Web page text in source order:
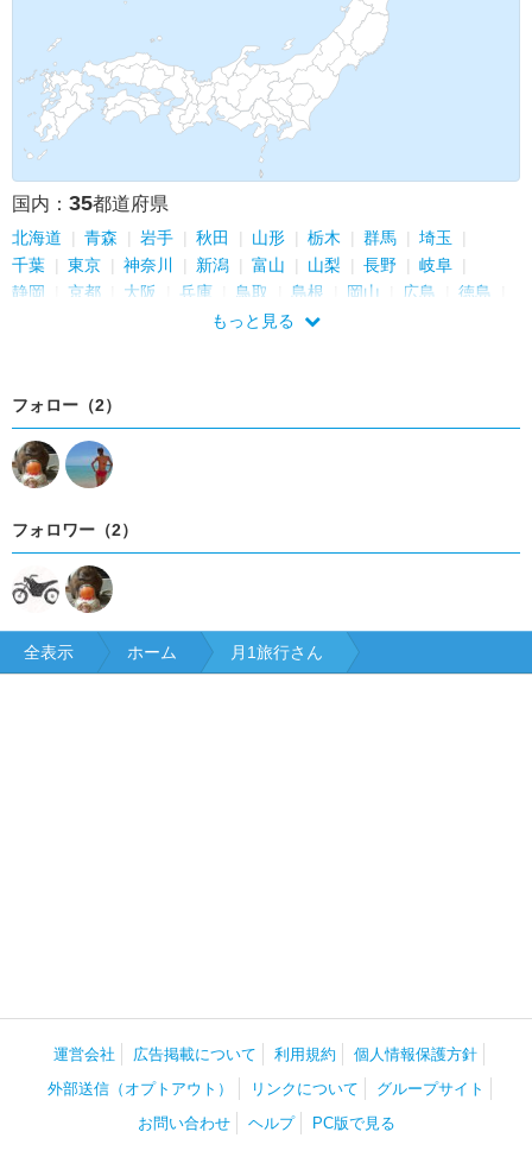
国内： 35都道府県
北海道 青森 岩手 秋田 山形 栃木 群馬
埼玉
千葉
東京 神奈川 新潟 富山 山梨 長野
岐阜
静岡
京都 大阪 兵庫 鳥取 島根 岡山 広島
徳島
長崎 熊本
もっと見る
フォロー（2）
フォロワー（2）
全表示 ホーム 月1旅行さん
運営会社 広告掲載について 利用規約
個人情報保護方針
外部送信（オプトアウト）
リンクについて
グループサイト
お問い合わせ
ヘルプ PC版で見る